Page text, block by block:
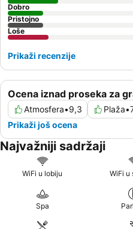
Ocena iznad proseka za
Atmosfera•9,3 Plaža•
Prikaži još ocena
Dobro
Pristojno
Loše
Prikaži recenzije
Najvažniji sadržaji
WiFi u lobiju WiFi u
Spa